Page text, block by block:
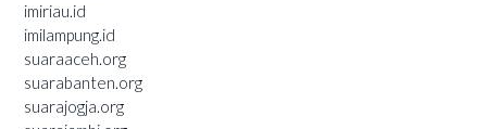
imiriau.id
imilampung.id
suaraaceh.org
suarabanten.org
suarajogja.org